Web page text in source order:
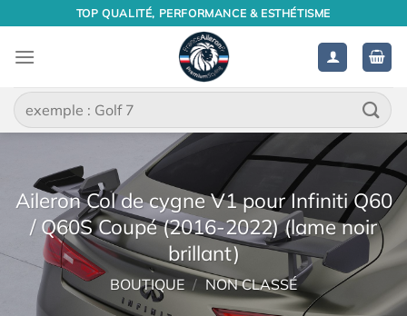
contenu
TOP QUALITÉ, PERFORMANCE & ESTHÉTISME
Recherche
pour :
Aileron Col de cygne V1 pour Infiniti Q60
/ Q60S Coupé (2016-2022) (lame noir
brillant)
BOUTIQUE / NON CLASSÉ